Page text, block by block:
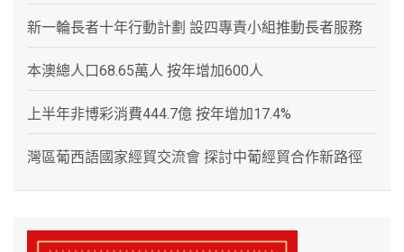
新一輪長者十年行動計劃 設四專責小組推動長者服務
本澳總人口68.65萬人 按年增加600人
上半年非博彩消費444.7億 按年增加17.4%
灣區葡西語國家經貿交流會 探討中葡經貿合作新路徑